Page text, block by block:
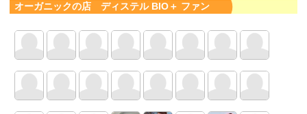
オーガニックの店 ディステル BIO＋ ファン